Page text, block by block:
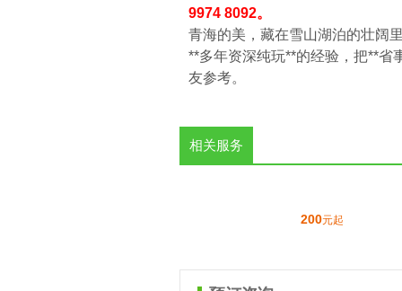
9974 8092。
青海的美，藏在雪山湖泊的壮阔
**多年资深纯玩**的经验，把**省
友参考。
相关服务
200元起